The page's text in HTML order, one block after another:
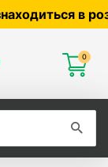
в
0